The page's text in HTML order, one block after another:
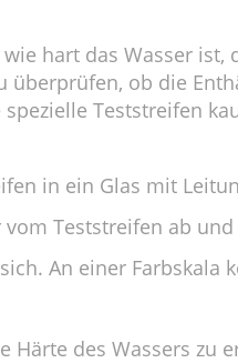
hart das Wasser
überprüfen, ob die
Teststreifen
in ein Glas mit
vom Teststreifen ab
An einer Farbskala
Härte des Wassers